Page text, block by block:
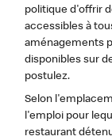
politique d'offrir
accessibles à
aménagements
disponibles sur
postulez.
Selon
l'emploi pour
restaurant